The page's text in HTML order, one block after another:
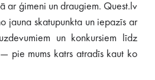
ar ģimeni un draugiem. Quest.lv
jauna skatupunkta un iepazīs ar
un konkursiem līdz
pie mums katrs atradīs kaut ko